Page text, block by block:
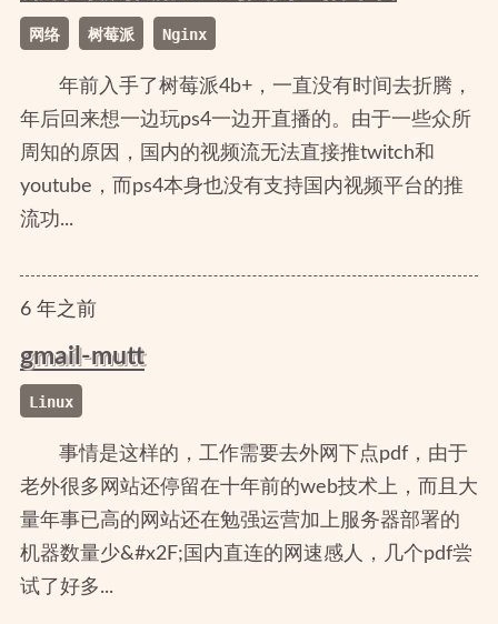
网络 树莓派 Nginx
年前入手了树莓派4b+，一直没有时间去折腾，
年后回来想一边玩ps4一边开直播的。由于一些众所
周知的原因，国内的视频流无法直接推twitch和
youtube，而ps4本身也没有支持国内视频平台的推
流功...
6年之前
gmail-mutt
Linux
事情是这样的，工作需要去外网下点pdf，由于
老外很多网站还停留在十年前的web技术上，而且大
量年事已高的网站还在勉强运营加上服务器部署的
机器数量少&#x2F;国内直连的网速感人，几个pdf尝
试了好多...